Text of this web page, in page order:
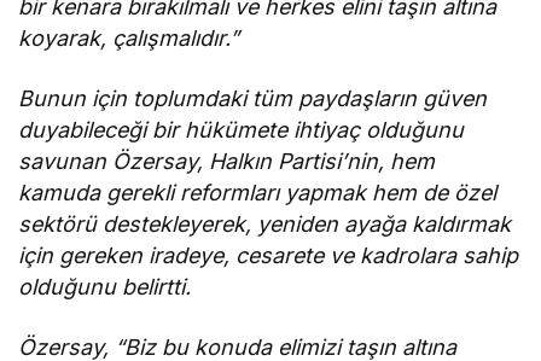
bir kenara bırakılmalı ve herkes elini taşın altına
koyarak, çalışmalıdır.”
Bunun için toplumdaki tüm paydaşların güven
duyabileceği bir hükümete ihtiyaç olduğunu
savunan Özersay, Halkın Partisi’nin, hem
kamuda gerekli reformları yapmak hem de özel
sektörü destekleyerek, yeniden ayağa kaldırmak
için gereken iradeye, cesarete ve kadrolara sahip
olduğunu belirtti.
Özersay, “Biz bu konuda elimizi taşın altına